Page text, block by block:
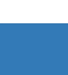
テ
ゲ